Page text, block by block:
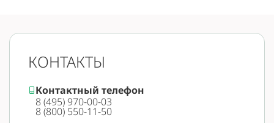
КОНТАКТЫ
Контактный телефон
8 (495) 970-00-03
8 (800) 550-11-50